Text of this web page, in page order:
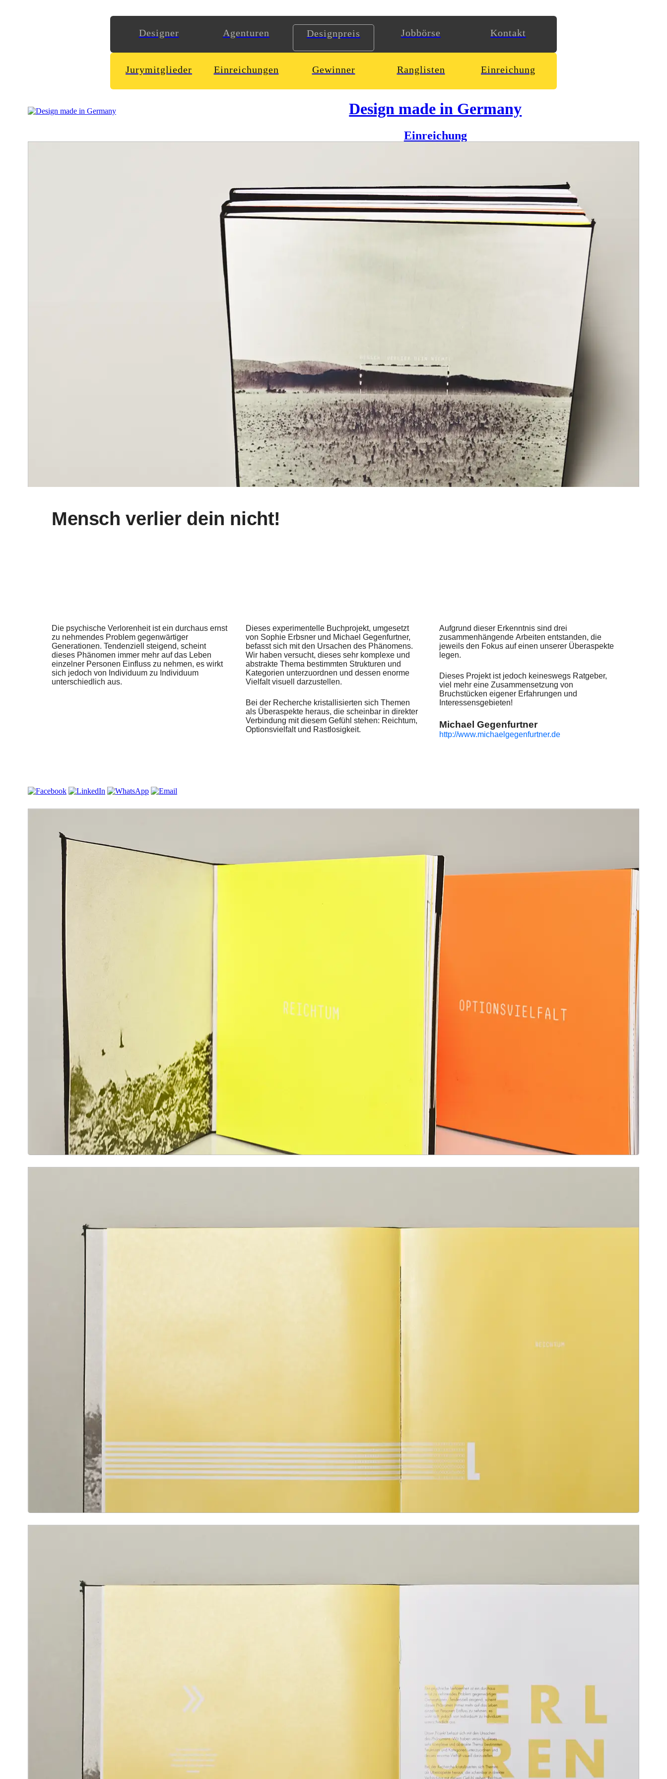
Designer Agenturen Designpreis Jobbörse Kontakt
Jurymitglieder Einreichungen Gewinner Ranglisten Einreichung
Design made in Germany
Einreichung
abstrakte Thema bestimmten Strukturen und Kategorien unterzuordnen und dessen enorme Vielfalt visuell darzustellen.
Bei der Recherche kristallisierten sich Themen als Überaspekte heraus, die scheinbar in direkter Verbindung mit diesem Gefühl stehen: Reichtum, Optionsvielfalt und Rastlosigkeit.
Aufgrund dieser Erkenntnis sind drei zusammenhängende Arbeiten entstanden, die jeweils den Fokus auf einen unserer Überaspekte legen.
Dieses Projekt ist jedoch keineswegs Ratgeber, viel mehr eine Zusammensetzung von Bruchstücken eigener Erfahrungen und Interessensgebieten!
Mensch verlier dein nicht!
Die psychische Verlorenheit ist ein durchaus ernst
zu nehmendes Problem gegenwärtiger
Generationen. Tendenziell steigend, scheint
dieses Phänomen immer mehr auf das Leben
einzelner Personen Einfluss zu nehmen, es wirkt
sich jedoch von Individuum zu Individuum
unterschiedlich aus.
Dieses experimentelle Buchprojekt, umgesetzt
von Sophie Erbsner und Michael Gegenfurtner,
befasst sich mit den Ursachen des Phänomens.
Wir haben versucht, dieses sehr komplexe und
abstrakte Thema bestimmten Strukturen und
Kategorien unterzuordnen und dessen enorme
Vielfalt visuell darzustellen.
Bei der Recherche kristallisierten sich Themen
als Überaspekte heraus, die scheinbar in direkter
Verbindung mit diesem Gefühl stehen: Reichtum,
Optionsvielfalt und Rastlosigkeit.
Aufgrund dieser Erkenntnis sind drei
zusammenhängende Arbeiten entstanden, die
jeweils den Fokus auf einen unserer Überaspekte
legen.
Dieses Projekt ist jedoch keineswegs Ratgeber,
viel mehr eine Zusammensetzung von
Bruchstücken eigener Erfahrungen und
Interessensgebieten!
Michael Gegenfurtner
http://www.michaelgegenfurtner.de